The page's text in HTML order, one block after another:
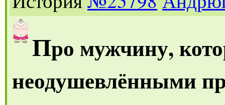
Про мужчину,
неодушевлёнными